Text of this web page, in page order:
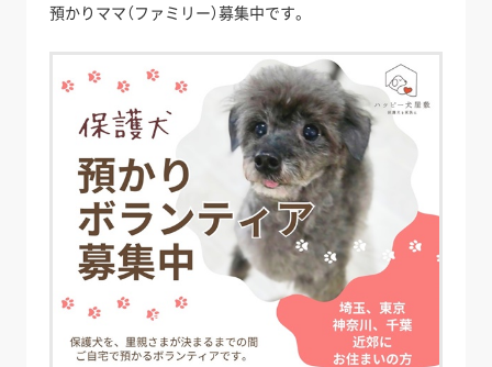
預かりママ（ファミリー）募集中です。